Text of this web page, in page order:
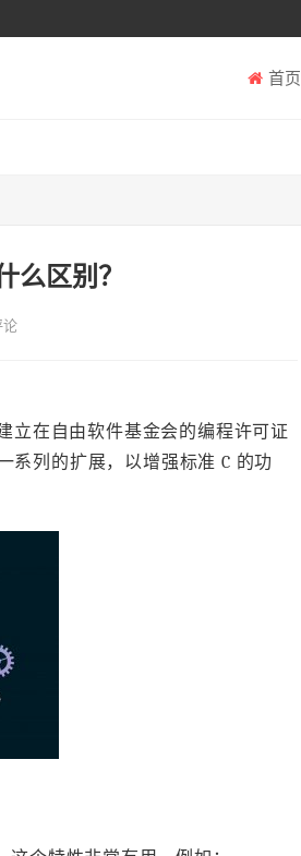
首页
么区别？
论
立在自由软件基金会的编程许可证
系列的扩展，以增强标准 C 的功